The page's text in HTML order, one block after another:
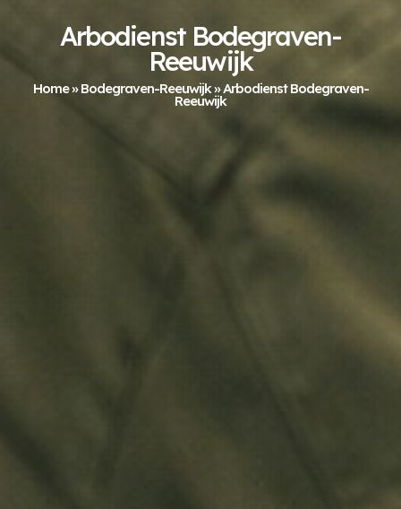
Arbodienst Bodegraven-
Reeuwijk
Home»Bodegraven-Reeuwijk»Arbodienst Bodegraven-
Reeuwijk